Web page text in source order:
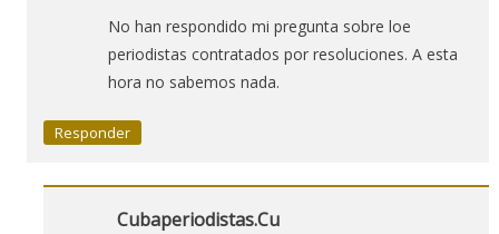
No han respondido mi pregunta sobre loe
periodistas contratados por resoluciones. A esta
hora no sabemos nada.
Responder
Cubaperiodistas.cu